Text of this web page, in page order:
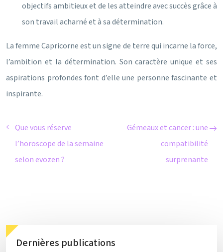
objectifs ambitieux et de les atteindre avec succès grâce à
son travail acharné et à sa détermination.
La femme Capricorne est un signe de terre qui incarne la force,
l’ambition et la détermination. Son caractère unique et ses
aspirations profondes font d’elle une personne fascinante et
inspirante.
Que vous réserve
l’horoscope de la semaine
selon evozen ?
Gémeaux et cancer : une
compatibilité
surprenante
Dernières publications